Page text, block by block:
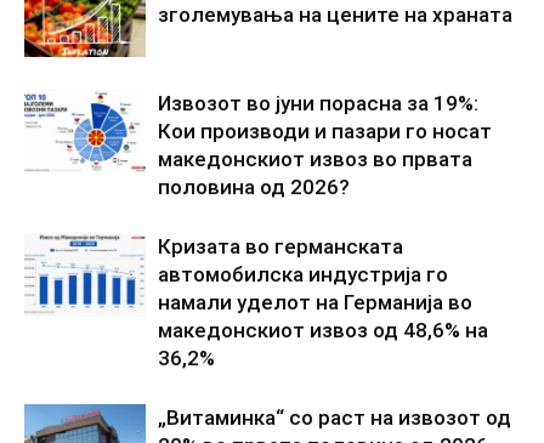
зголемувања на цените на храната
Извозот во јуни порасна за 19%:
Кои производи и пазари го носат
македонскиот извоз во првата
половина од 2026?
Кризата во германската
автомобилска индустрија го
намали уделот на Германија во
македонскиот извоз од 48,6% на
36,2%
„Витаминка“ со раст на извозот од